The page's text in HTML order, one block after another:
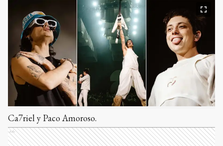
Ca7riel y Paco Amoroso.
Ads